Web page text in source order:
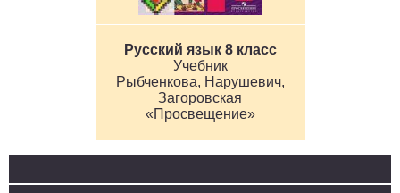
Русский язык 8 класс
Учебник
Рыбченкова, Нарушевич,
Загоровская
«Просвещение»